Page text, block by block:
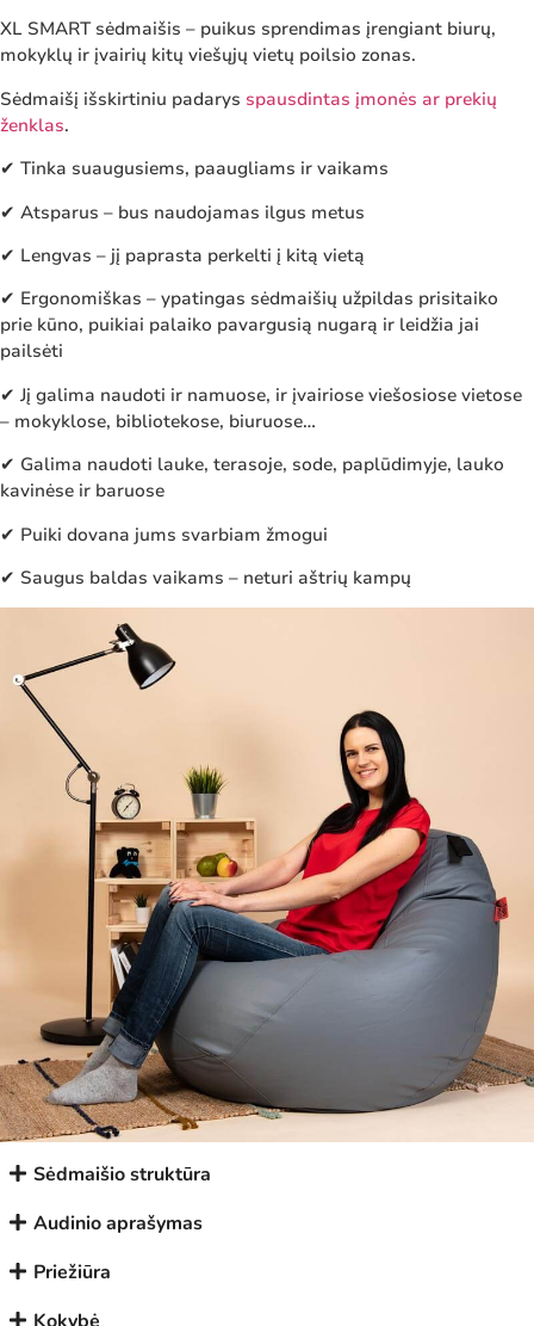
XL SMART sėdmaišis – puikus sprendimas įrengiant biurų,
mokyklų ir įvairių kitų viešųjų vietų poilsio zonas.
Sėdmaišį išskirtiniu padarys spausdintas įmonės ar prekių
ženklas.
✔ Tinka suaugusiems, paaugliams ir vaikams
✔ Atsparus – bus naudojamas ilgus metus
✔ Lengvas – jį paprasta perkelti į kitą vietą
✔ Ergonomiškas – ypatingas sėdmaišių užpildas prisitaiko
prie kūno, puikiai palaiko pavargusią nugarą ir leidžia jai
pailsėti
✔ Jį galima naudoti ir namuose, ir įvairiose viešosiose vietose
– mokyklose, bibliotekose, biuruose…
✔ Galima naudoti lauke, terasoje, sode, paplūdimyje, lauko
kavinėse ir baruose
✔ Puiki dovana jums svarbiam žmogui
✔ Saugus baldas vaikams – neturi aštrių kampų
Sėdmaišio struktūra
Audinio aprašymas
Priežiūra